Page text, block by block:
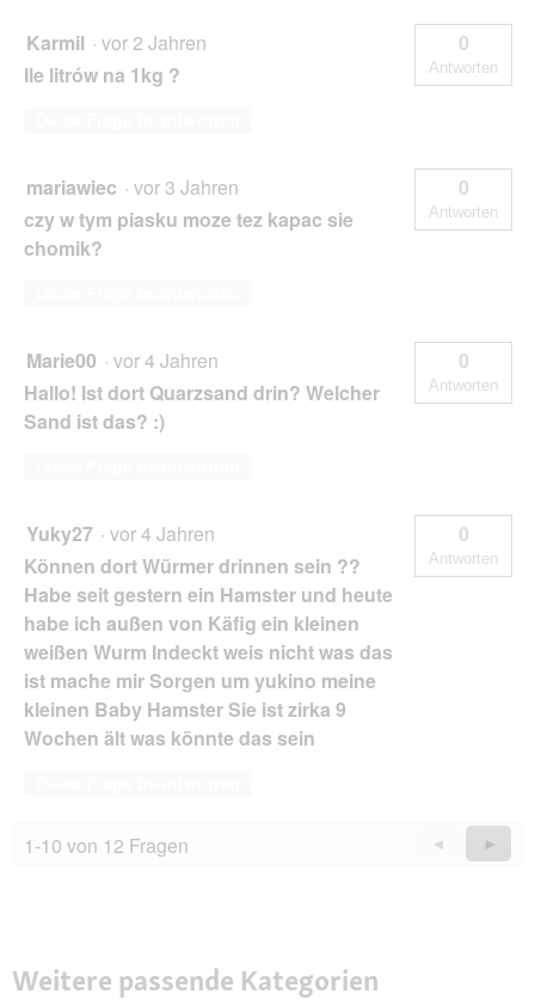
Karmil · vor 2 Jahren
Ile litrów na 1kg ?
0
Antworten
mariawiec · vor 3 Jahren
czy w tym piasku moze tez kapac sie
chomik?
0
Antworten
Marie00 · vor 4 Jahren
Hallo! Ist dort Quarzsand drin? Welcher
Sand ist das? :)
0
Antworten
Yuky27 · vor 4 Jahren
Können dort Würmer drinnen sein ??
Habe seit gestern ein Hamster und heute
habe ich außen von Käfig ein kleinen
weißen Wurm Indeckt weis nicht was das
ist mache mir Sorgen um yukino meine
kleinen Baby Hamster Sie ist zirka 9
Wochen ält was könnte das sein
0
Antworten
1-10 von 12 Fragen
Zurück
Questions
◄
Weiter
►
Weitere passende Kategorien